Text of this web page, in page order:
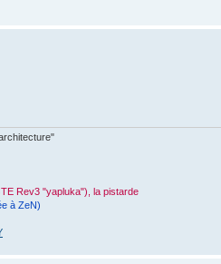
Rev3 "yapluka"), la pistarde
à ZeN)